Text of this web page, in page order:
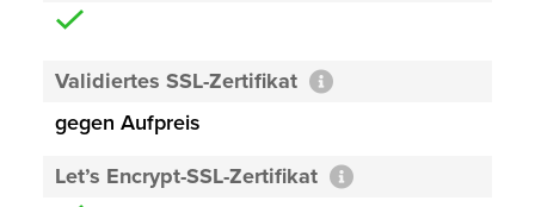
Validiertes SSL-Zertifikat
gegen Aufpreis
Let’s Encrypt-SSL-Zertifikat